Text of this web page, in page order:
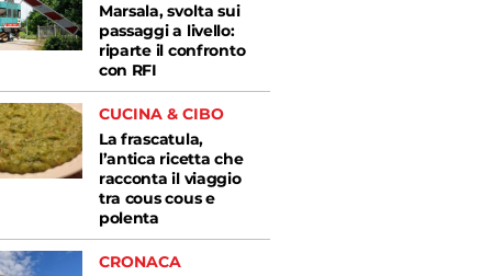
Marsala, svolta sui
passaggi a livello:
riparte il confronto
con RFI
CUCINA & CIBO
La frascatula,
l’antica ricetta che
racconta il viaggio
tra cous cous e
polenta
CRONACA